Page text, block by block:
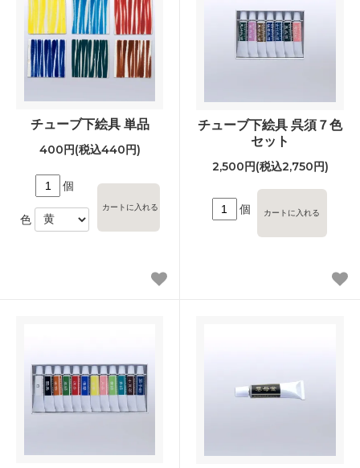
チューブ下絵具 単品
400円(税込440円)
個
色
チューブ下絵具 呉須７色
セット
2,500円(税込2,750円)
個